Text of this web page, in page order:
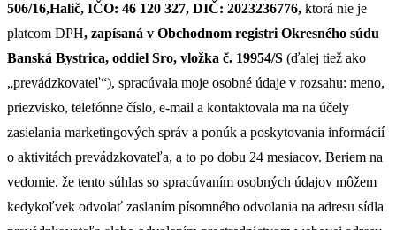
506/16,Halič, IČO: 46 120 327, DIČ: 2023236776, ktorá nie je
platcom DPH, zapísaná v Obchodnom registri Okresného súdu
Banská Bystrica, oddiel Sro, vložka č. 19954/S (ďalej tiež ako
„prevádzkovateľ“), spracúvala moje osobné údaje v rozsahu: meno,
priezvisko, telefónne číslo, e-mail a kontaktovala ma na účely
zasielania marketingových správ a ponúk a poskytovania informácií
o aktivitách prevádzkovateľa, a to po dobu 24 mesiacov. Beriem na
vedomie, že tento súhlas so spracúvaním osobných údajov môžem
kedykoľvek odvolať zaslaním písomného odvolania na adresu sídla